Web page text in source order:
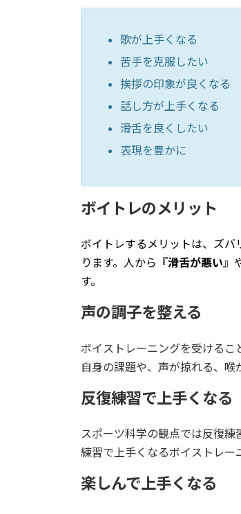
歌が上手くなる
苦手を克服したい
挨拶の印象が良くなる
話し方が上手くなる
滑舌を良くしたい
表現を豊かに
ボイトレのメリット
ボイトレするメリットは、ズ
ります。人から『滑舌が悪い 』
す。
声の調子を整える
ボイストレーニングを受けるこ
自身の課題や、声が掠れる、喉
反復練習で上手くなる
スポーツ科学の観点では反復
練習で上手くなるボイストレー
楽しんで上手くなる